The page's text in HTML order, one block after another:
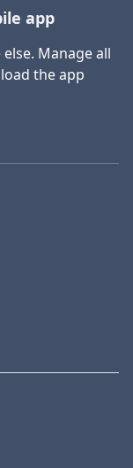
app
Manage all
the app